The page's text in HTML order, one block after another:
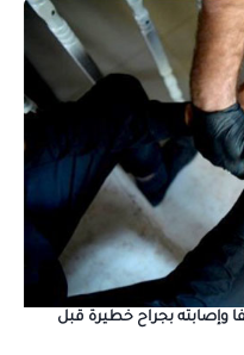
بجراح خطيرة قبل